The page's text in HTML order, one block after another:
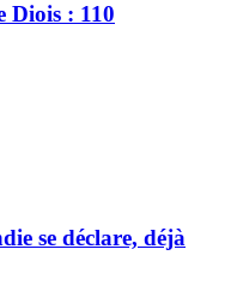
Diois : 110
se déclare, déjà